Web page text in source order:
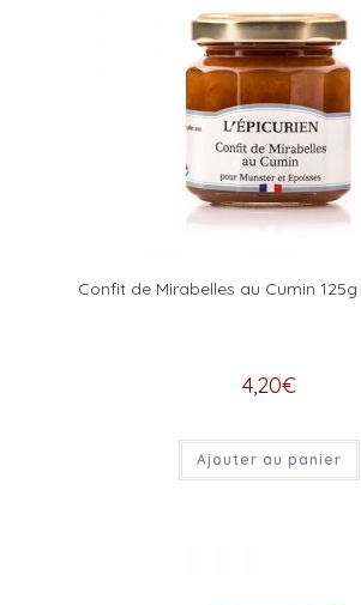
Confit de Mirabelles au Cumin 125g
4,20€
Ajouter au panier